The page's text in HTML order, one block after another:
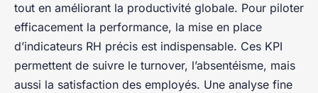
tout en améliorant la productivité globale. Pour piloter
efficacement la performance, la mise en place
d’indicateurs RH précis est indispensable. Ces KPI
permettent de suivre le turnover, l’absentéisme, mais
aussi la satisfaction des employés. Une analyse fine